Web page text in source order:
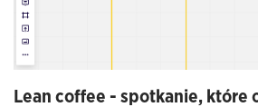
Lean coffee - spotkanie, które